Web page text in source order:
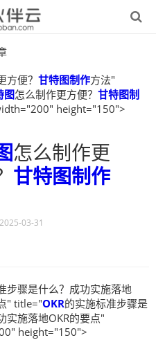
方便？ 甘特图制作方法"
图怎么制作更方便？ 甘特图制
height="150">
怎么制作更
甘特图制作
2025-03-31
步骤是什么？成功实施落地
" title="OKR的实施标准步骤是
实施落地OKR的要点"
height="150">